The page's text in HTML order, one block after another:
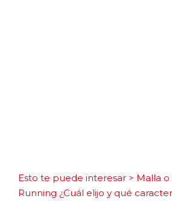
Esto te puede interesar > Malla
Running ¿Cuál elijo y qué